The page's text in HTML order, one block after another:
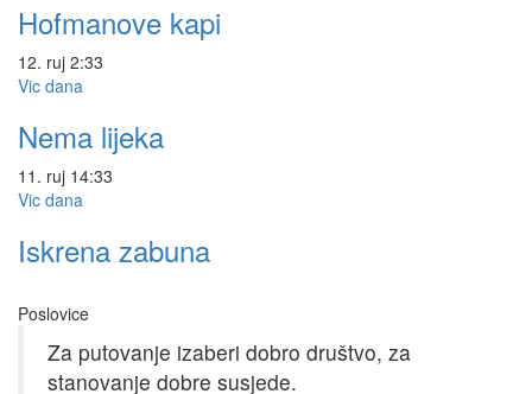
Hofmanove kapi
12. ruj 2:33
Vic dana
Nema lijeka
11. ruj 14:33
Vic dana
Iskrena zabuna
Poslovice
Za putovanje izaberi dobro društvo, za
stanovanje dobre susjede.